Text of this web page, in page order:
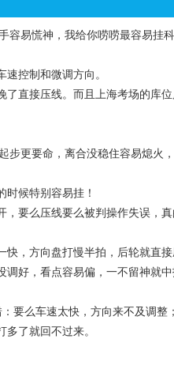
易慌神，我给你唠唠最容易挂
控制和微调方向。
直接压线。而且上海考场的库
更要命，离合没稳住容易熄火
候特别容易挂！
要么压线要么被判操作失误，真
，方向盘打慢半拍，后轮就直接
好，看点容易偏，一不留神就中
么车速太快，方向来不及调整
了就回不过来。